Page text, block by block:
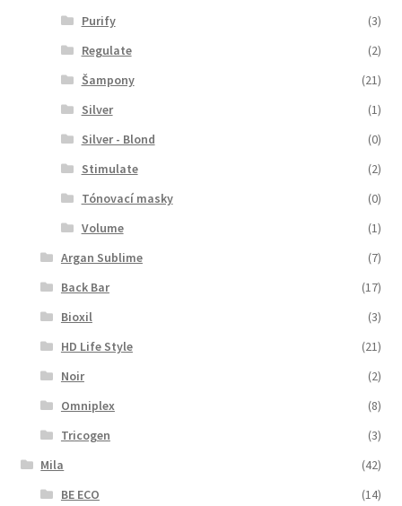
Purify
(3)
Regulate
(2)
Šampony
(21)
Silver
(1)
Silver - Blond
(0)
Stimulate
(2)
Tónovací masky
(0)
Volume
(1)
Argan Sublime
(7)
Back Bar
(17)
Bioxil
(3)
HD Life Style
(21)
Noir
(2)
Omniplex
(8)
Tricogen
(3)
Mila
(42)
BE ECO
(14)